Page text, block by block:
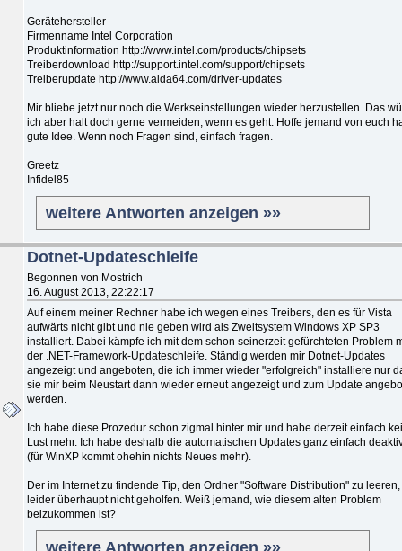
Gerätehersteller
Firmenname Intel Corporation
Produktinformation http://www.intel.com/products/chipsets
Treiberdownload http://support.intel.com/support/chipsets
Treiberupdate http://www.aida64.com/driver-updates
Mir bliebe jetzt nur noch die Werkseinstellungen wieder herzustellen. Das
ich aber halt doch gerne vermeiden, wenn es geht. Hoffe jemand von euch
gute Idee. Wenn noch Fragen sind, einfach fragen.
Greetz
Infidel85
weitere Antworten anzeigen »»
Dotnet-Updateschleife
Begonnen von Mostrich
16. August 2013, 22:22:17
Auf einem meiner Rechner habe ich wegen eines Treibers, den es für Vista
aufwärts nicht gibt und nie geben wird als Zweitsystem Windows XP SP3
installiert. Dabei kämpfe ich mit dem schon seinerzeit gefürchteten Problem
der .NET-Framework-Updateschleife. Ständig werden mir Dotnet-Updates
angezeigt und angeboten, die ich immer wieder "erfolgreich" installiere nur
sie mir beim Neustart dann wieder erneut angezeigt und zum Update
werden.
Ich habe diese Prozedur schon zigmal hinter mir und habe derzeit einfach
Lust mehr. Ich habe deshalb die automatischen Updates ganz einfach
(für WinXP kommt ohehin nichts Neues mehr).
Der im Internet zu findende Tip, den Ordner "Software Distribution" zu
leider überhaupt nicht geholfen. Weiß jemand, wie diesem alten Problem
beizukommen ist?
weitere Antworten anzeigen »»